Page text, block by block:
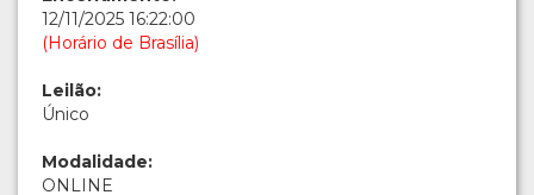
12/11/2025 16:22:00
(Horário de Brasília)
Leilão:
Único
Modalidade:
ONLINE